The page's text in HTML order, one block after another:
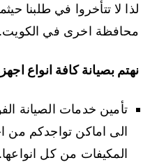
لذا لا تتأخروا في طلبنا
محافظة اخرى في الكويت.
نهتم بصيانة كافة انواع
تأمين خدمات الصيانة
الى اماكن تواجدكم
المكيفات من كل انواعها.